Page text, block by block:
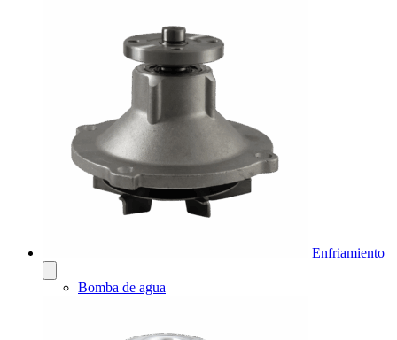
Enfriamiento
Bomba de agua